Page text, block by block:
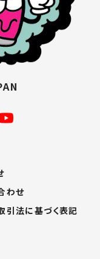
わせ
引法に基づく表記